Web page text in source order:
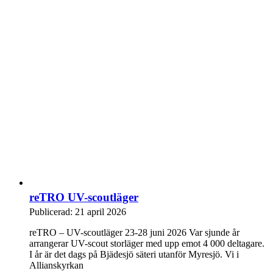
reTRO UV-scoutläger
Publicerad: 21 april 2026
reTRO – UV-scoutläger 23-28 juni 2026 Var sjunde år
arrangerar UV-scout storläger med upp emot 4 000 deltagare.
I år är det dags på Bjädesjö säteri utanför Myresjö. Vi i
Allianskyrkan